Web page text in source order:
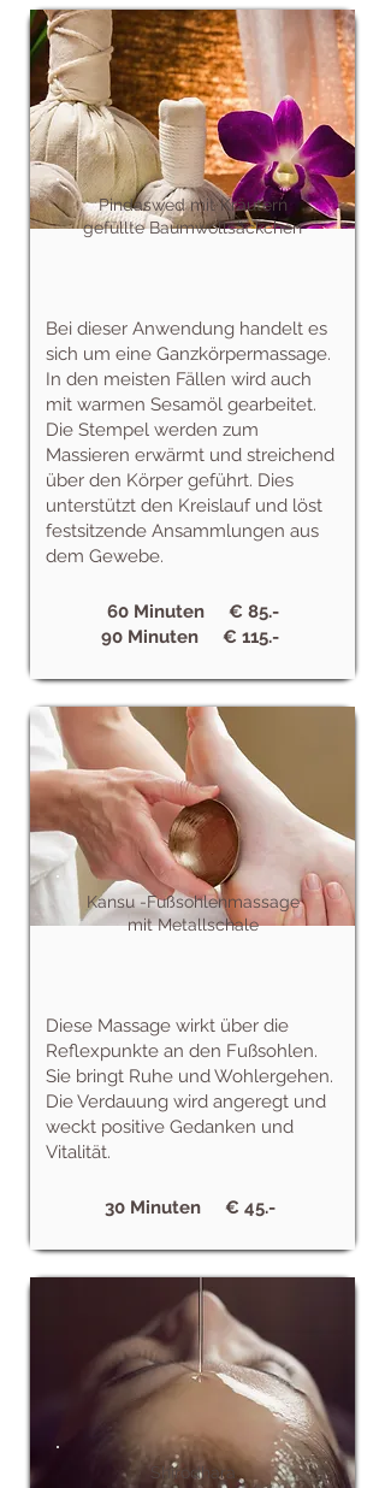
Pindaswed mit Kräutern
gefüllte Baumwollsäckchen
Bei dieser Anwendung handelt es
sich um eine Ganzkörpermassage.
In den meisten Fällen wird auch
mit warmen Sesamöl gearbeitet.
Die Stempel werden zum
Massieren erwärmt und streichend
über den Körper geführt. Dies
unterstützt den Kreislauf und löst
festsitzende Ansammlungen aus
dem Gewebe.
60 Minuten € 85.-
90 Minuten € 115.-
Kansu -Fußsohlenmassage
mit Metallschale
Diese Massage wirkt über die
Reflexpunkte an den Fußsohlen.
Sie bringt Ruhe und Wohlergehen.
Die Verdauung wird angeregt und
weckt positive Gedanken und
Vitalität.
30 Minuten € 45.-
Shirodhara